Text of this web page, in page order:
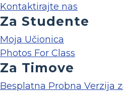
Kontaktirajte nas
Za Studente
Moja Učionica
Photos For Class
Za Timove
Besplatna Probna Verzija